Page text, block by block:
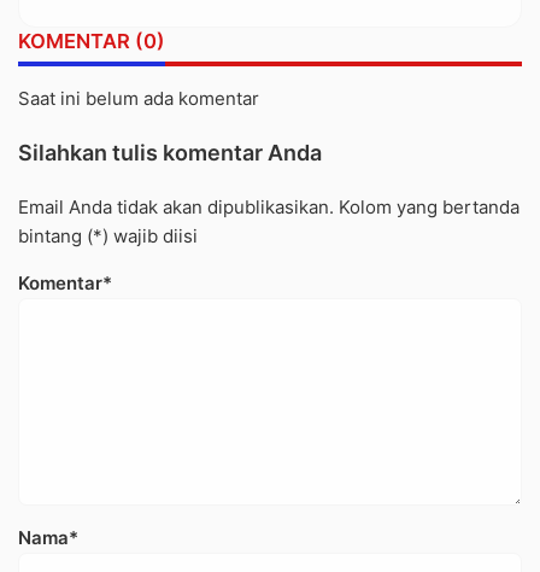
KOMENTAR (0)
Saat ini belum ada komentar
Silahkan tulis komentar Anda
Email Anda tidak akan dipublikasikan. Kolom yang bertanda
bintang (*) wajib diisi
Komentar*
Nama*